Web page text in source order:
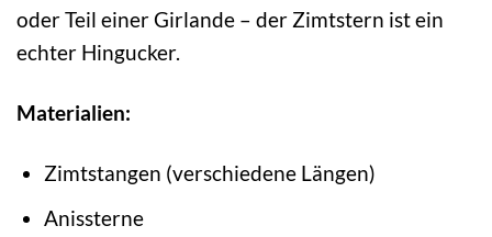
oder Teil einer Girlande – der Zimtstern ist ein
echter Hingucker.
Materialien:
Zimtstangen (verschiedene Längen)
Anissterne